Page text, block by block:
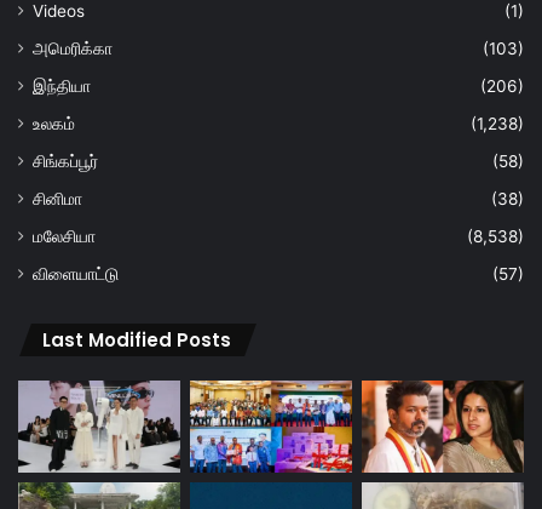
Videos
(1)
அமெரிக்கா
(103)
இந்தியா
(206)
உலகம்
(1,238)
சிங்கப்பூர்
(58)
சினிமா
(38)
மலேசியா
(8,538)
விளையாட்டு
(57)
Last Modified Posts